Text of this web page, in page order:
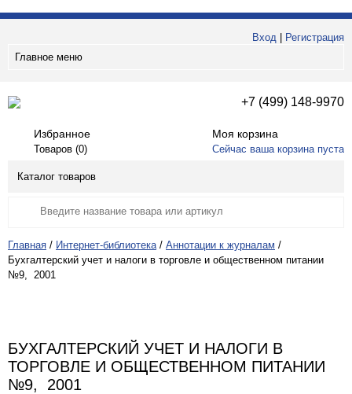
Вход
Регистрация
Главное меню
+7 (499) 148-9970
Избранное
Товаров (0)
Моя корзина
Сейчас ваша корзина пуста
Каталог товаров
Главная / Интернет-библиотека / Аннотации к журналам /
Бухгалтерский учет и налоги в торговле и общественном питании
№9, 2001
БУХГАЛТЕРСКИЙ УЧЕТ И НАЛОГИ В
ТОРГОВЛЕ И ОБЩЕСТВЕННОМ ПИТАНИИ
№9, 2001